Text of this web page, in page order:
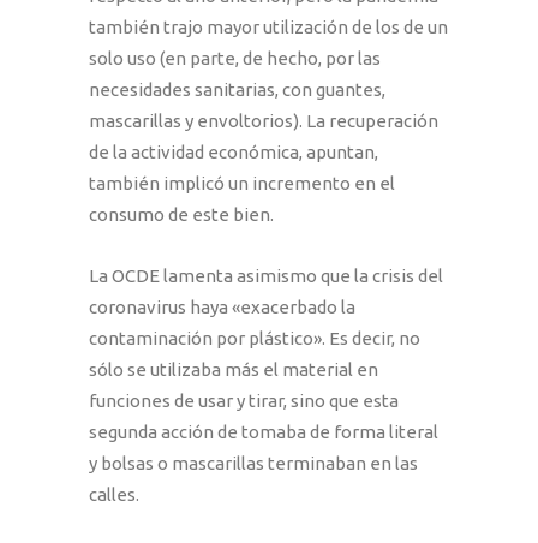
también trajo mayor utilización de los de un
solo uso (en parte, de hecho, por las
necesidades sanitarias, con guantes,
mascarillas y envoltorios). La recuperación
de la actividad económica, apuntan,
también implicó un incremento en el
consumo de este bien.
La OCDE lamenta asimismo que la crisis del
coronavirus haya «exacerbado la
contaminación por plástico». Es decir, no
sólo se utilizaba más el material en
funciones de usar y tirar, sino que esta
segunda acción de tomaba de forma literal
y bolsas o mascarillas terminaban en las
calles.